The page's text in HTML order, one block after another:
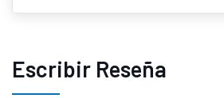
Escribir Reseña